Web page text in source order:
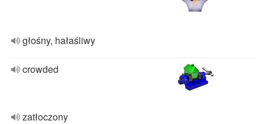
głośny, hałaśliwy
crowded
zatłoczony